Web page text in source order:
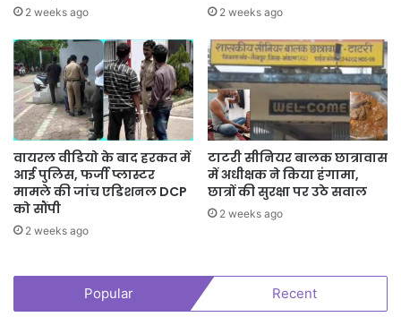
2 weeks ago 2 weeks ago
वायरल वीडियो के बाद हरकत में
आई पुलिस, फर्जी प्लास्टर
मामले की जांच एडिशनल DCP
को सौंपी
2 weeks ago
टाटरी सीनियर बालक छात्रावास
में अधीक्षक ने किया हंगामा,
छात्रों की सुरक्षा पर उठे सवाल
2 weeks ago
Popular Recent